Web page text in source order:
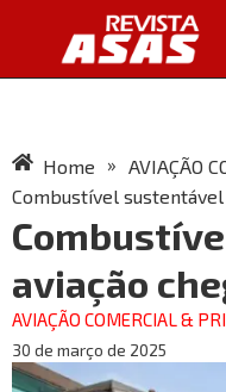
Home » AVIAÇÃO
Combustível
aviação
AVIAÇÃO COMERCIAL &
30 de março de 2025